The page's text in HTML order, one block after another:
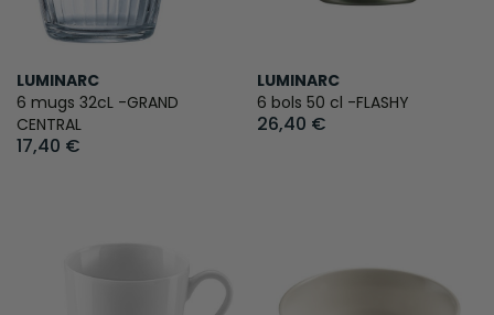
LUMINARC
6 mugs 32cL -GRAND
CENTRAL
17,40 €
LUMINARC
6 bols 50 cl -FLASHY
26,40 €